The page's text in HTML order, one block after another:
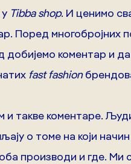
Tibba shop. И ценимо
Поред многобројних
добијемо коментар и
fast fashion
и такве коментаре.
о томе на који
производи и где. Ми